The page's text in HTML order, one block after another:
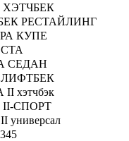
ХЭТЧБЕК
РЕСТАЙЛИНГ
КУПЕ
СЕДАН
ЛИФТБЕК
хэтчбэк
II-СПОРТ